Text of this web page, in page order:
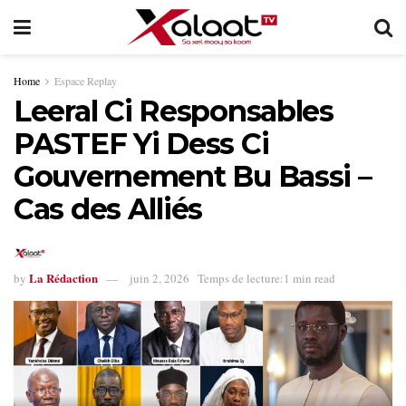
Home Espace Replay
Leeral Ci Responsables
PASTEF Yi Dess Ci
Gouvernement Bu Bassi –
Cas des Alliés
by La Rédaction juin 2, 2026 Temps de lecture:1 min read